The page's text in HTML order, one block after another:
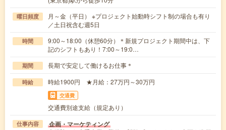
曜日頻度
月～金（平日） ※プロジェクト始動時シフト制の場合も有り
／土日祝含む週5日
時間
9:00～18:00（休憩60分）＊新規プロジェクト期間中は、下
記のシフトもあり！7:00～19:0…
期間 長期で安定して働けるお仕事＊
時給 時給1900円 ★月給：27万円～30万円
交通費
交通費別途支給（規定あり）
仕事内容 企画・マーケティング